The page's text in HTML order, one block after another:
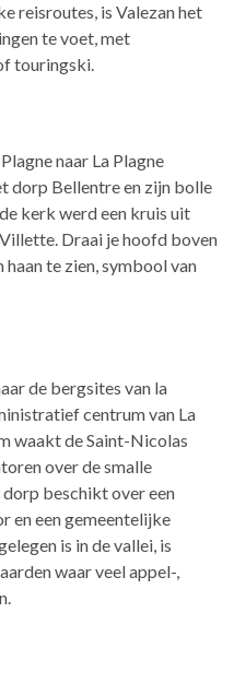
reisroutes, is Valezan het
te voet, met
touringski.
naar La Plagne
dorp Bellentre en zijn bolle
kerk werd een kruis uit
Draai je hoofd boven
te zien, symbool van
de bergsites van la
centrum van La
waakt de Saint-Nicolas
over de smalle
beschikt over een
en een gemeentelijke
is in de vallei, is
waar veel appel-,